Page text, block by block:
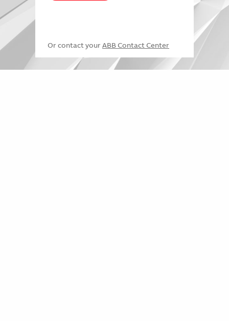
Or contact your ABB Contact Center